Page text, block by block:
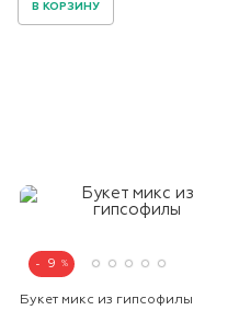
В КОРЗИНУ
9
Букет микс из гипсофилы